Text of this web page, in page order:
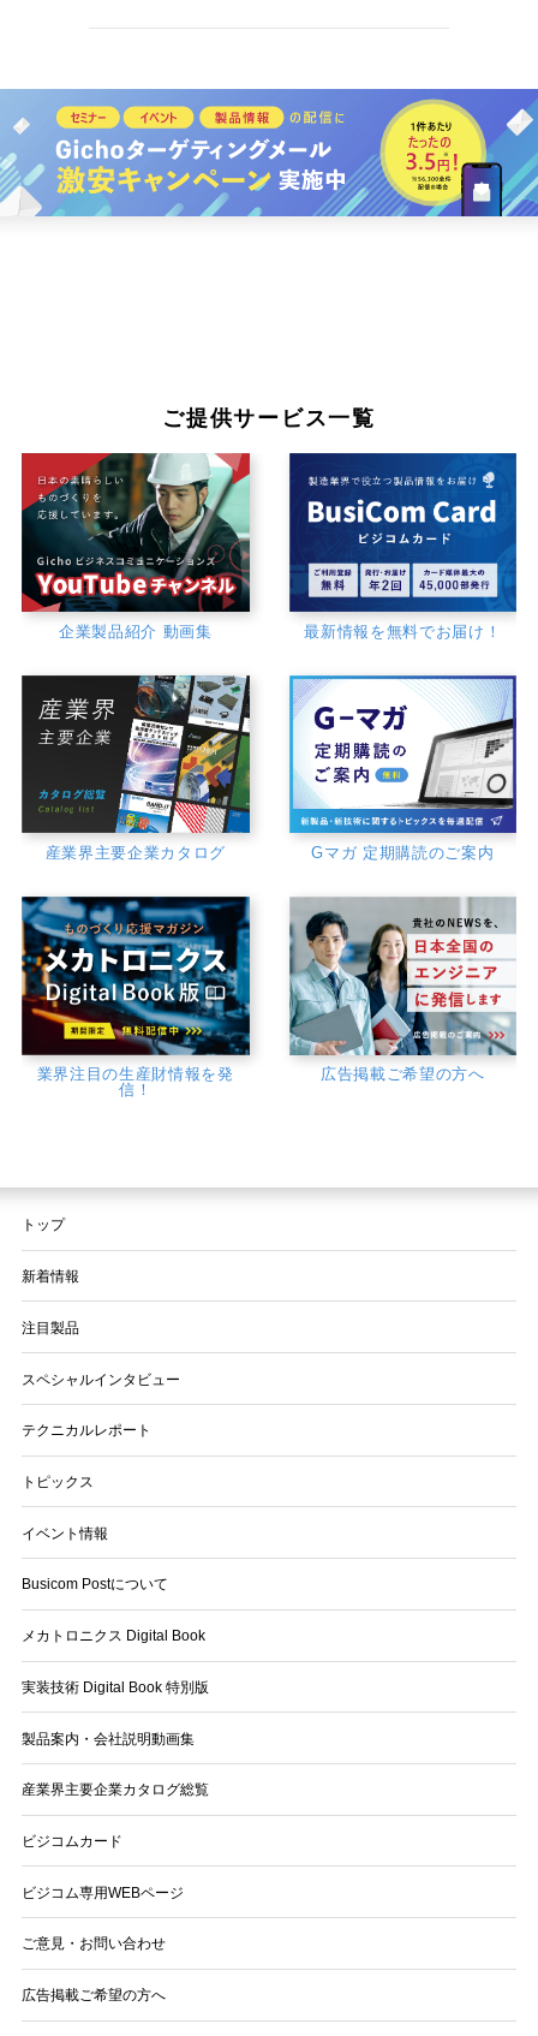
ご提供サービス一覧
企業製品紹介 動画集 最新情報を無料でお届け！
産業界主要企業カタログ Gマガ 定期購読のご案内
業界注目の生産財情報を発
信！
広告掲載ご希望の方へ
トップ
新着情報
注目製品
スペシャルインタビュー
テクニカルレポート
トピックス
イベント情報
Busicom Postについて
メカトロニクス Digital Book
実装技術 Digital Book 特別版
製品案内・会社説明動画集
産業界主要企業カタログ総覧
ビジコムカード
ビジコム専用WEBページ
ご意見・お問い合わせ
広告掲載ご希望の方へ